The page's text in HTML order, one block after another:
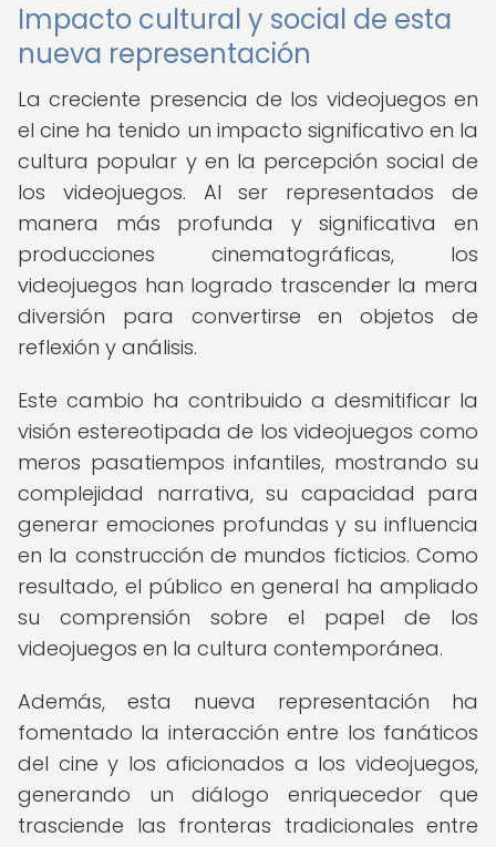
Impacto cultural y social de esta
nueva representación
La creciente presencia de los videojuegos en
el cine ha tenido un impacto significativo en la
cultura popular y en la percepción social de
los videojuegos. Al ser representados de
manera más profunda y significativa en
producciones cinematográficas, los
videojuegos han logrado trascender la mera
diversión para convertirse en objetos de
reflexión y análisis.
Este cambio ha contribuido a desmitificar la
visión estereotipada de los videojuegos como
meros pasatiempos infantiles, mostrando su
complejidad narrativa, su capacidad para
generar emociones profundas y su influencia
en la construcción de mundos ficticios. Como
resultado, el público en general ha ampliado
su comprensión sobre el papel de los
videojuegos en la cultura contemporánea.
Además, esta nueva representación ha
fomentado la interacción entre los fanáticos
del cine y los aficionados a los videojuegos,
generando un diálogo enriquecedor que
trasciende las fronteras tradicionales entre